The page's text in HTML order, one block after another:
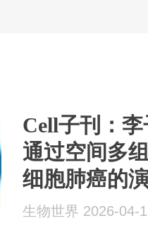
Cell子刊：
通过空间多
细胞肺癌的
生物世界 2026-04-